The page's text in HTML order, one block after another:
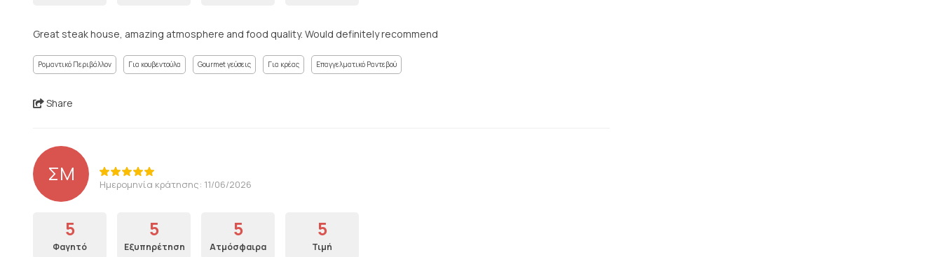
Great steak house, amazing atmosphere and food quality. Would definitely recommend
Ρομαντικό Περιβάλλον Για κουβεντούλα Gourmet γεύσεις Για κρέας Επαγγελματικό Ραντεβού
Share
ΣΜ Ημερομηνία κράτησης: 11/06/2026
5
Φαγητό
5
Εξυπηρέτηση
5
Ατμόσφαιρα
5
Τιμή